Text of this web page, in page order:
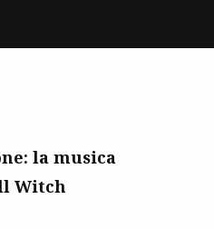
la musica
Witch